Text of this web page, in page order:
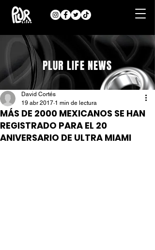
PLUR LIFE NEWS
MÁS DE 2000 MEXICANOS SE HAN
REGISTRADO PARA EL 20
ANIVERSARIO DE ULTRA MIAMI
David Cortés
19 abr 2017 1 min de lectura